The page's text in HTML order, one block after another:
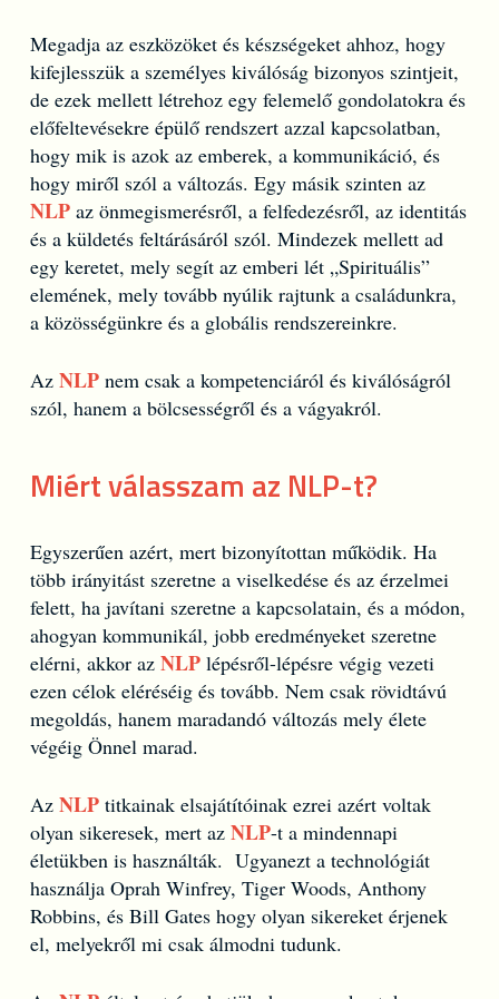
Megadja az eszközöket és készségeket ahhoz, hogy
kifejlesszük a személyes kiválóság bizonyos szintjeit,
de ezek mellett létrehoz egy felemelő gondolatokra és
előfeltevésekre épülő rendszert azzal kapcsolatban,
hogy mik is azok az emberek, a kommunikáció, és
hogy miről szól a változás. Egy másik szinten az
NLPaz önmegismerésről, a felfedezésről, az identitás
és a küldetés feltárásáról szól. Mindezek mellett ad
egy keretet, mely segít az emberi lét „Spirituális”
elemének, mely tovább nyúlik rajtunk a családunkra,
a közösségünkre és a globális rendszereinkre.
Az NLP nem csak a kompetenciáról és kiválóságról
szól, hanem a bölcsességről és a vágyakról.
Miért válasszam az NLP-t?
Egyszerűen azért, mert bizonyítottan működik. Ha
több irányitást szeretne a viselkedése és az érzelmei
felett, ha javítani szeretne a kapcsolatain, és a módon,
ahogyan kommunikál, jobb eredményeket szeretne
elérni, akkor az NLPlépésről-lépésre végig vezeti
ezen célok eléréséig és tovább. Nem csak rövidtávú
megoldás, hanem maradandó változás mely élete
végéig Önnel marad.
Az NLPtitkainak elsajátítóinak ezrei azért voltak
olyan sikeresek, mert az NLP-t a mindennapi
életükben is használták. Ugyanezt a technológiát
használja Oprah Winfrey, Tiger Woods, Anthony
Robbins, és Bill Gates hogy olyan sikereket érjenek
el, melyekről mi csak álmodni tudunk.